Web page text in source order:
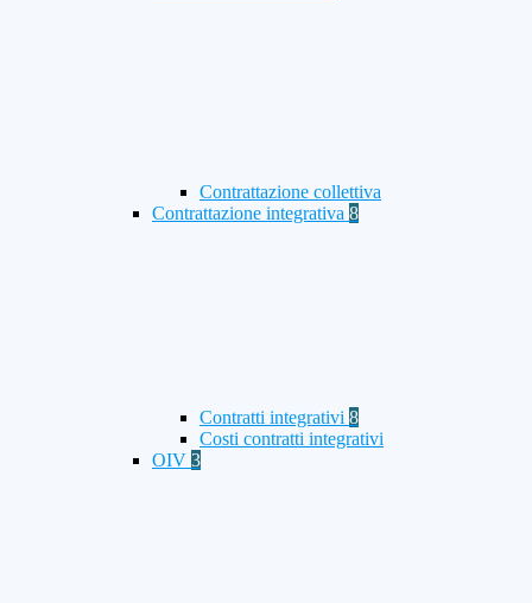
Contrattazione collettiva
Contrattazione integrativa 8
Contratti integrativi 8
Costi contratti integrativi
OIV 3